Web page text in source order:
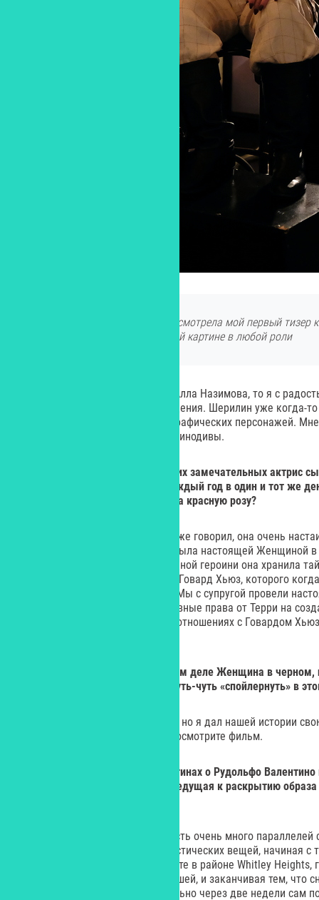
Во время ланча Шерилин посмотрела мой первый тизер
сама захотела сняться в этой картине в любой роли
Так как мне очень нужна была Алла Назимова, то я с
кинозвезды русского происхождения. Шерилин уже когда-
Тейлор и знала, как играть биографических персонажей.
справилась с ролью непростой кинодивы.
Yes: Давайте уточним: кто из этих замечательных актрис
Женщину в черном, которая каждый год в один и тот же
Рудольфо Валентино и возлагала красную розу?
– Ее сыграла Терри Мур. Как я уже говорил, она очень
смогли понять почему. Терри и была настоящей Женщиной
только в отличие от своей экранной героини она хранила
– это был умерший миллиардер Говард Хьюз, которого
ДиКаприо в фильме «Авиатор». Мы с супругой провели
тему и даже получили эксклюзивные права от Терри на
ее турбулентных и абьюзивных отношениях с Говардом
Кстати, а кем была на самом деле Женщина в черном,
Рудольфа Валентино? Можем чуть-чуть «спойлернуть» в
– Такая женщина реально была, но я дал нашей истории
раскрывать все карты. Лучше посмотрите фильм.
Если говорить о других картинах о Рудольфо
связь, преемственность идей, ведущая к раскрытию
– Никаких параллелей нет, но есть очень много
вообще, съемки были полны мистических вещей, начиная с
Наташа и мы жили в том же месте в районе Whitley Heights,
Валентино со своей женой Наташей, и заканчивая тем, что
операционной комнате, я буквально через две недели сам